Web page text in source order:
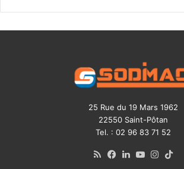
25 Rue du 19 Mars 1962
22550 Saint-Pôtan
Tel. : 02 96 83 71 52
RSS Facebook
Linkedin
YouTube